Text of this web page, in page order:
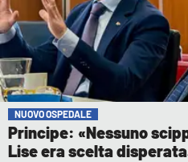
NUOVO OSPEDALE
Principe: «Nessuno
Lise era scelta